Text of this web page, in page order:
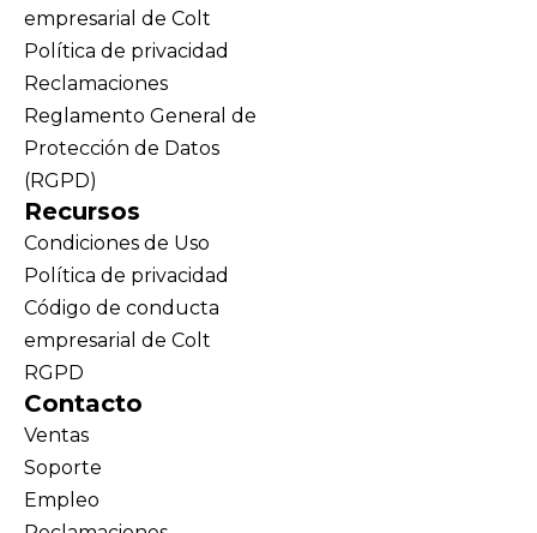
empresarial de Colt
Política de privacidad
Reclamaciones
Reglamento General de
Protección de Datos
(RGPD)
Recursos
Condiciones de Uso
Política de privacidad
Código de conducta
empresarial de Colt
RGPD
Contacto
Ventas
Soporte
Empleo